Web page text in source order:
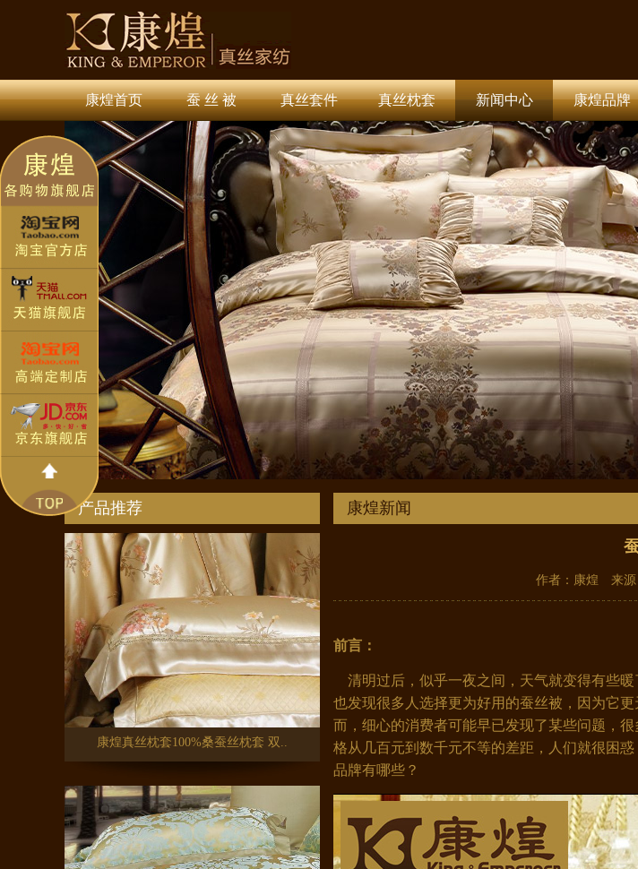
康煌首页 蚕 丝 被 真丝套件 真丝枕套 新闻中心 康煌品牌
产品推荐
康煌 双面真丝眼罩透气护肤 旅游..
康煌真丝枕套100%桑蚕丝枕套 双..
康煌新闻
作者：康煌 来源
前言：
清明过后，似乎一夜之间，天气就变得有些
也发现很多人选择更为好用的蚕丝被，因为它
而，细心的消费者可能早已发现了某些问题，
格从几百元到数千元不等的差距，人们就很困
品牌有哪些？